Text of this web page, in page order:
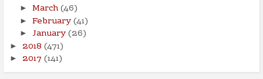
► March(46)
► February(41)
► January(26)
► 2018 (471)
► 2017 (141)